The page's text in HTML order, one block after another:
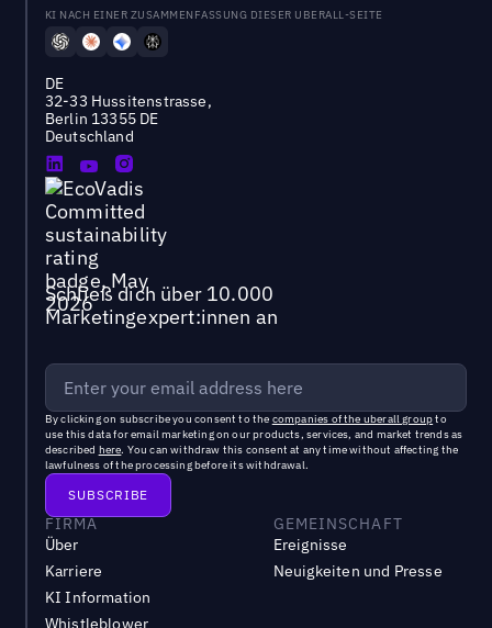
KI NACH EINER ZUSAMMENFASSUNG DIESER UBERALL-SEITE
DE
32-33 Hussitenstrasse,
Berlin 13355 DE
Deutschland
Schließ dich über 10.000
Marketingexpert:innen an
By clicking on subscribe you consent to the companies of the uberall groupto
use this data for email marketing on our products, services, and market trends as
described here. You can withdraw this consent at any time without affecting the
lawfulness of the processing before its withdrawal.
FIRMA
Über
Karriere
KI Information
Whistleblower
GEMEINSCHAFT
Ereignisse
Neuigkeiten und Presse